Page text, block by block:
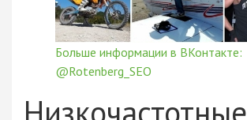
Больше информации в ВКонтакте:
@Rotenberg_SEO